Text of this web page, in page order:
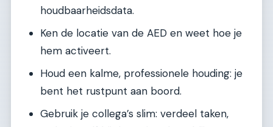
houdbaarheidsdata.
Ken de locatie van de AED en weet hoe je
hem activeert.
Houd een kalme, professionele houding: je
bent het rustpunt aan boord.
Gebruik je collega’s slim: verdeel taken,